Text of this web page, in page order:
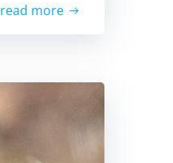
read more